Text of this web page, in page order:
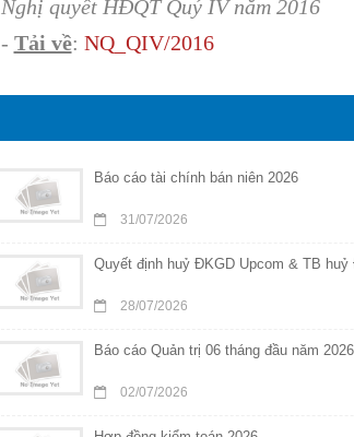
Nghị quyết HĐQT Quý IV năm 2016
- Tải về: NQ_QIV/2016
Báo cáo tài chính bán niên 2026
31/07/2026
Quyết định huỷ ĐKGD Upcom & TB huỷ
28/07/2026
Báo cáo Quản trị 06 tháng đầu năm 2026
02/07/2026